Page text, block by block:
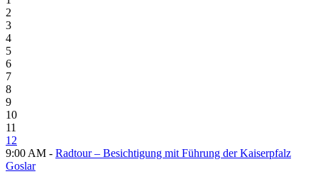
2
3
4
5
6
7
8
9
10
11
12
9:00 AM - Radtour – Besichtigung mit Führung der Kaiserpfalz
Goslar